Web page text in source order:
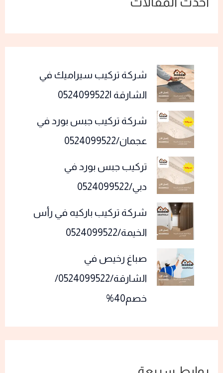
شركة تركيب سيراميك في
الشارقة |0524099522
شركة تركيب جبس بورد في
عجمان/0524099522
تركيب جبس بورد في
دبي/0524099522
شركة تركيب باركيه في رأس
الخيمة/0524099522
صباغ رخيص في
الشارقة/0524099522/
خصم40%